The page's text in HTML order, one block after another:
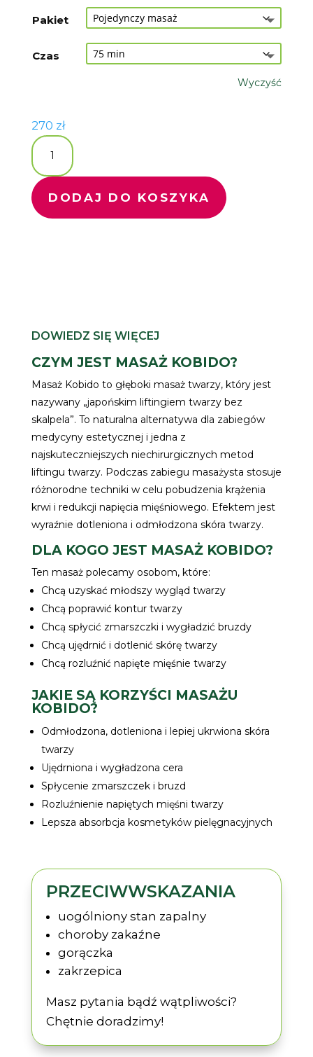
od
270 zł
1000 zł
Pakiet
Czas
Wyczyść
270 zł
ilość
Masaż
Kobido
DODAJ DO KOSZYKA
DOWIEDZ SIĘ WIĘCEJ
CZYM JEST MASAŻ KOBIDO?
Masaż Kobido to głęboki masaż twarzy, który jest
nazywany „japońskim liftingiem twarzy bez
skalpela”. To naturalna alternatywa dla zabiegów
medycyny estetycznej i jedna z
najskuteczniejszych niechirurgicznych metod
liftingu twarzy. Podczas zabiegu masażysta stosuje
różnorodne techniki w celu pobudzenia krążenia
krwi i redukcji napięcia mięśniowego. Efektem jest
wyraźnie dotleniona i odmłodzona skóra twarzy.
DLA KOGO JEST MASAŻ KOBIDO?
Ten masaż polecamy osobom, które:
Chcą uzyskać młodszy wygląd twarzy
Chcą poprawić kontur twarzy
Chcą spłycić zmarszczki i wygładzić bruzdy
Chcą ujędrnić i dotlenić skórę twarzy
Chcą rozluźnić napięte mięśnie twarzy
JAKIE SĄ KORZYŚCI MASAŻU
KOBIDO?
Odmłodzona, dotleniona i lepiej ukrwiona skóra
twarzy
Ujędrniona i wygładzona cera
Spłycenie zmarszczek i bruzd
Rozluźnienie napiętych mięśni twarzy
Lepsza absorbcja kosmetyków pielęgnacyjnych
PRZECIWWSKAZANIA
uogólniony stan zapalny
choroby zakaźne
gorączka
zakrzepica
Masz pytania bądź wątpliwości?
Chętnie doradzimy!